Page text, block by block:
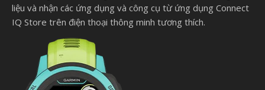
liệu và nhận các ứng dụng và công cụ từ ứng dụng Connect
IQ Store trên điện thoại thông minh tương thích.